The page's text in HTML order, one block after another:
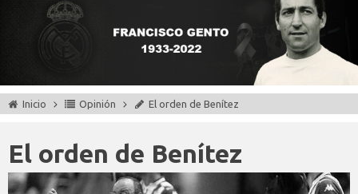
Inicio Opinión El orden de Benítez
El orden de Benítez